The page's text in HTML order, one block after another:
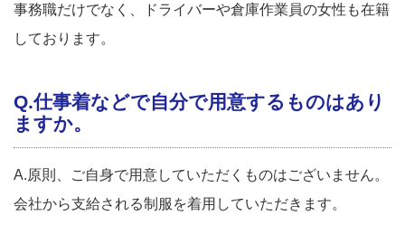
事務職だけでなく、ドライバーや倉庫作業員の女性も在籍
しております。
Q.仕事着などで自分で用意するものはあり
ますか。
A.原則、ご自身で用意していただくものはございません。
会社から支給される制服を着用していただきます。